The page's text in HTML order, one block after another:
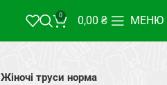
0 0,00 ₴ МЕНЮ
Жіночі труси норма